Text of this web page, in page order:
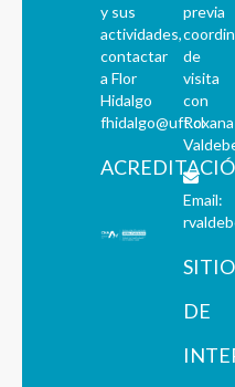
y sus
actividades,
contactar
a Flor
Hidalgo
fhidalgo@uft.cl
previa
de
visita
con
Roxana
Email:
DE